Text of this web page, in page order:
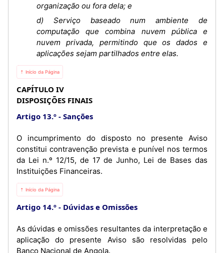
organização ou fora dela; e
d) Serviço baseado num ambiente de
computação que combina nuvem pública e
nuvem privada, permitindo que os dados e
aplicações sejam partilhados entre elas.
⇡ Início da Página
CAPÍTULO IV
DISPOSIÇÕES FINAIS
Artigo 13.º
Sanções
O incumprimento do disposto no presente Aviso
constitui contravenção prevista e punível nos termos
da Lei n.º 12/15, de 17 de Junho, Lei de Bases das
Instituições Financeiras.
⇡ Início da Página
Artigo 14.º Dúvidas e Omissões
As dúvidas e omissões resultantes da interpretação e
aplicação do presente Aviso são resolvidas pelo
Banco Nacional de Angola.